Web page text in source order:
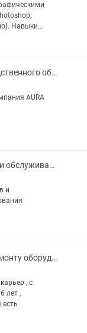
Навыки
Оператор производственного оборудования
AURA
Мастер по ремонту и обслуживанию оборудования
и
Газосварщик по ремонту оборудования
, с
лет ,